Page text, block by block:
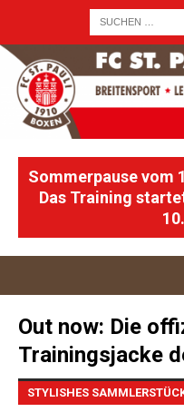
Sommerpause vom
Das Training
Out now: Die
Trainingsjacke
STYLISHES